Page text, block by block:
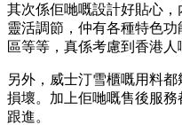
其次係佢哋嘅設計好貼心
靈活調節，仲有各種特色
區等等，真係考慮到香港人
另外，威士汀雪櫃嘅用料
損壞。加上佢哋嘅售後服
跟進。